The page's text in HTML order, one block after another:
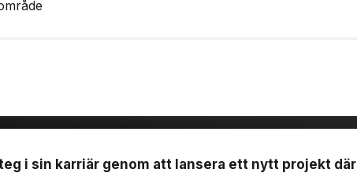
i sin karriär genom att lansera ett nytt projekt där